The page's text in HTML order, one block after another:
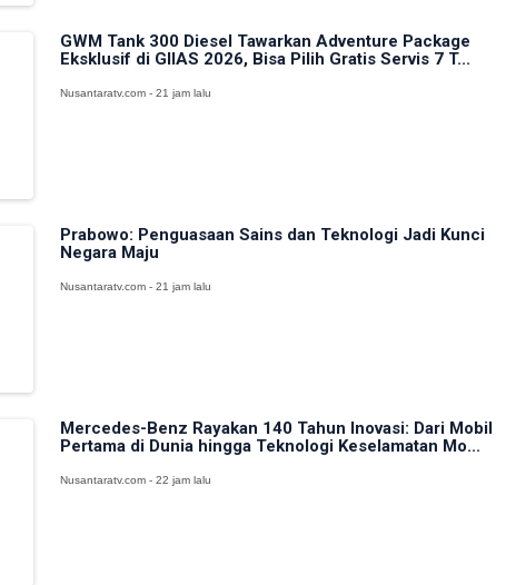
GWM Tank 300 Diesel Tawarkan Adventure Package
Eksklusif di GIIAS 2026, Bisa Pilih Gratis Servis 7 T...
Nusantaratv.com - 21 jam lalu
Prabowo: Penguasaan Sains dan Teknologi Jadi Kunci
Negara Maju
Nusantaratv.com - 21 jam lalu
Mercedes-Benz Rayakan 140 Tahun Inovasi: Dari Mobil
Pertama di Dunia hingga Teknologi Keselamatan Mo...
Nusantaratv.com - 22 jam lalu